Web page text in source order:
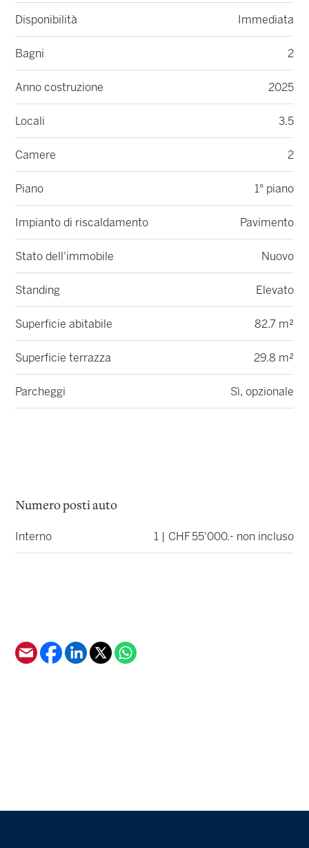
Disponibilità Immediata
Bagni 2
Anno costruzione 2025
Locali 3.5
Camere 2
Piano 1° piano
Impianto di riscaldamento Pavimento
Stato dell'immobile Nuovo
Standing Elevato
Superficie abitabile 82.7 m²
Superficie terrazza 29.8 m²
Parcheggi Sì, opzionale
Numero posti auto
Interno 1 | CHF 55'000.- non incluso